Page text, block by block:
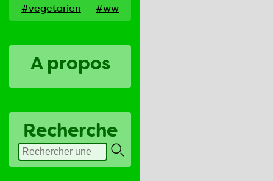
#vegetarien
#ww
A propos
Recherche